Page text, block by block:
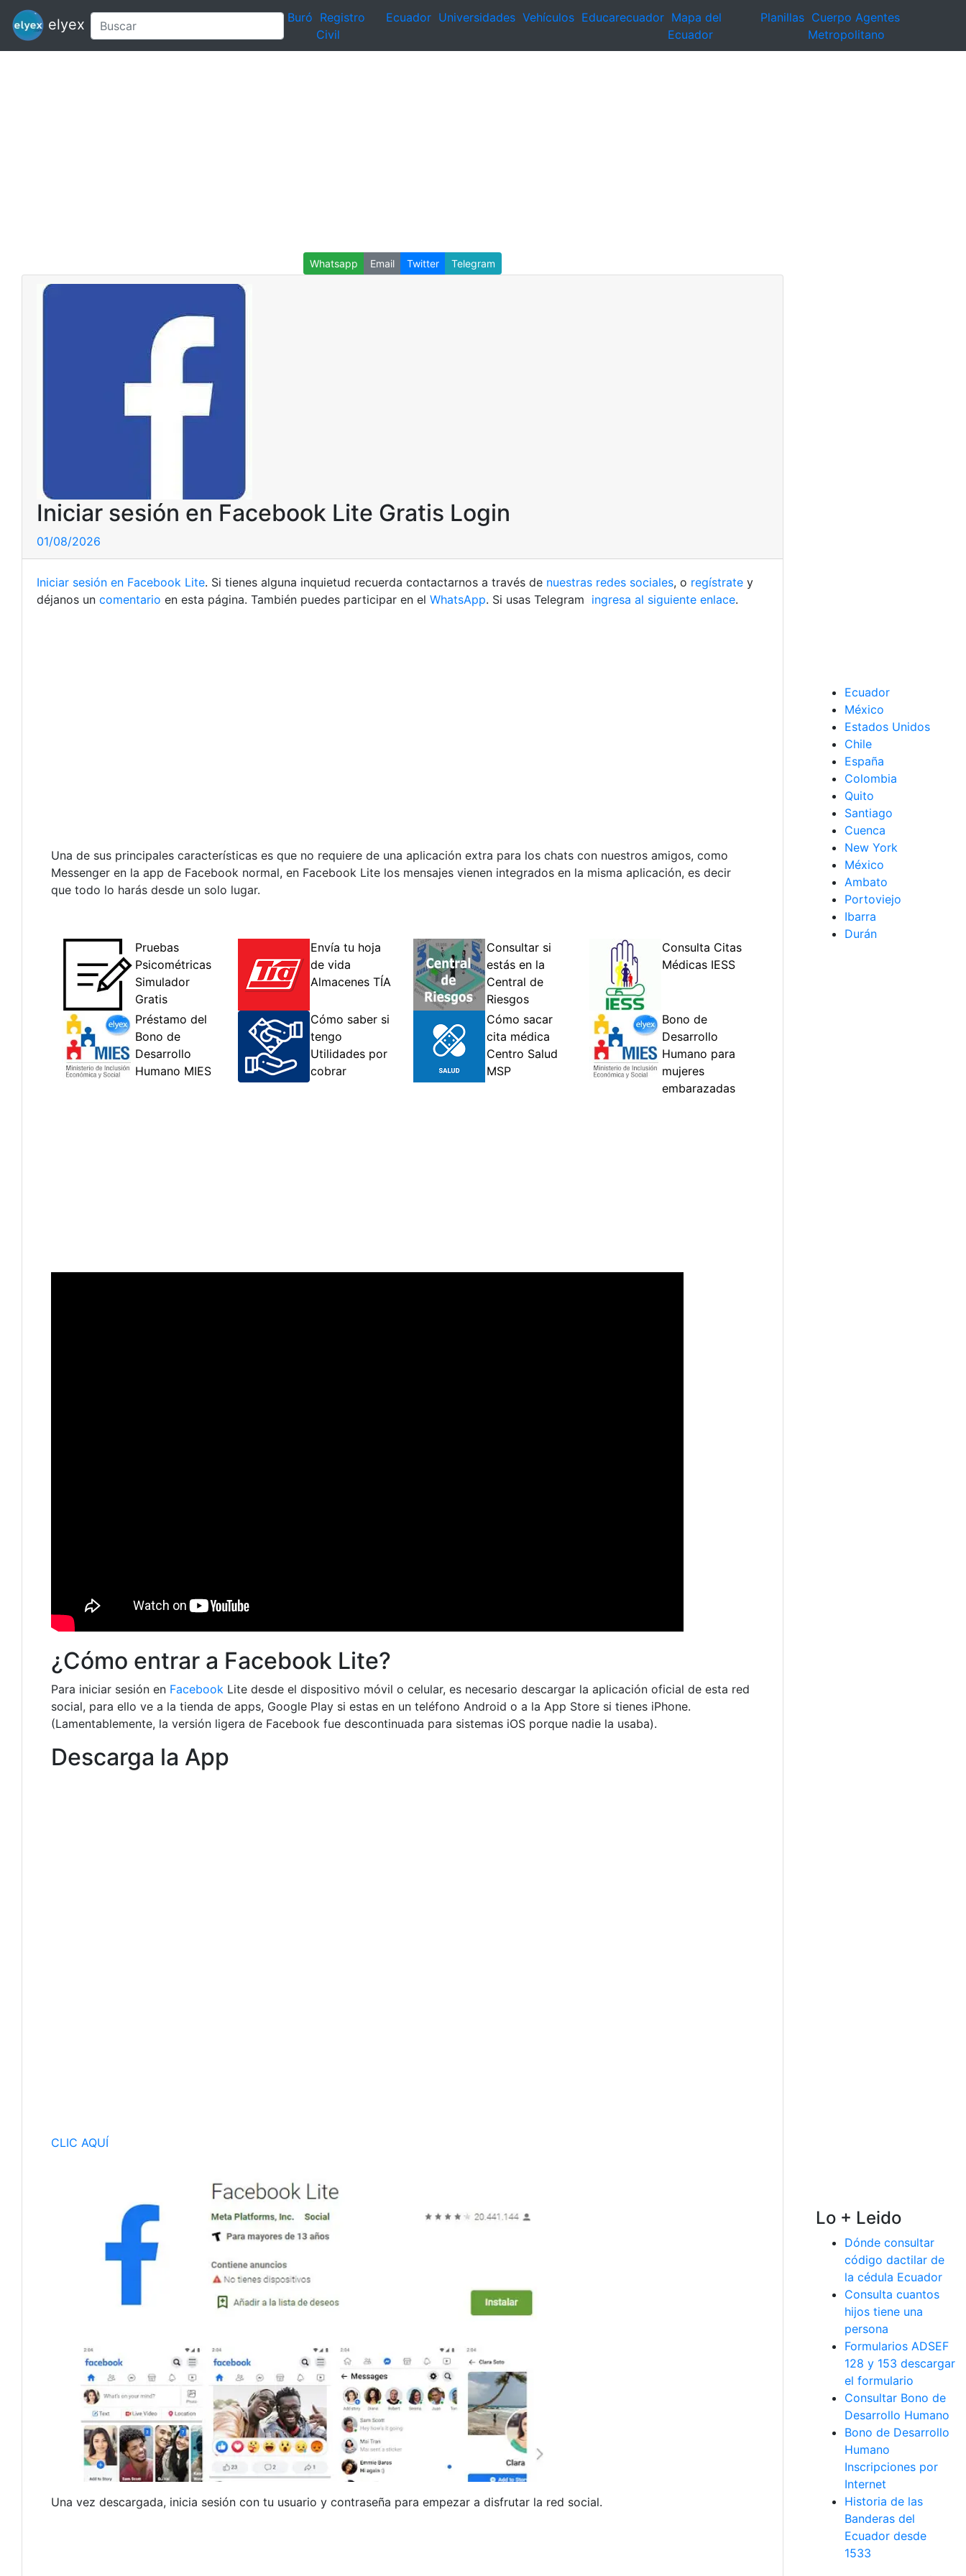
elyex Buró Registro
Civil
Ecuador Universidades Vehículos Educarecuador Mapa del
Ecuador
Planillas Cuerpo Agentes
Metropolitano
Whatsapp Email Twitter Telegram
Iniciar sesión en Facebook Lite Gratis Login
01/08/2026
Iniciar sesión en Facebook Lite. Si tienes alguna inquietud recuerda contactarnos a través de nuestras redes sociales, o regístrate y
déjanos un comentario en esta página. También puedes participar en el WhatsApp. Si usas Telegram ingresa al siguiente enlace.
Una de sus principales características es que no requiere de una aplicación extra para los chats con nuestros amigos, como
Messenger en la app de Facebook normal, en Facebook Lite los mensajes vienen integrados en la misma aplicación, es decir
que todo lo harás desde un solo lugar.
¿Cómo entrar a Facebook Lite?
Para iniciar sesión en Facebook Lite desde el dispositivo móvil o celular, es necesario descargar la aplicación oficial de esta red
social, para ello ve a la tienda de apps, Google Play si estas en un teléfono Android o a la App Store si tienes iPhone.
(Lamentablemente, la versión ligera de Facebook fue descontinuada para sistemas iOS porque nadie la usaba).
Descarga la App
CLIC AQUÍ
Una vez descargada, inicia sesión con tu usuario y contraseña para empezar a disfrutar la red social.
Ecuador
México
Estados Unidos
Chile
España
Colombia
Quito
Santiago
Cuenca
New York
México
Ambato
Portoviejo
Ibarra
Durán
Lo + Leido
Dónde consultar
código dactilar de
la cédula Ecuador
Consulta cuantos
hijos tiene una
persona
Formularios ADSEF
128 y 153 descargar
el formulario
Consultar Bono de
Desarrollo Humano
Bono de Desarrollo
Humano
Inscripciones por
Internet
Historia de las
Banderas del
Ecuador desde
1533